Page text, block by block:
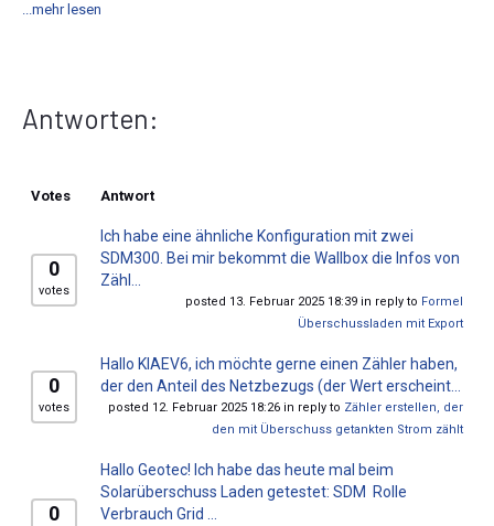
...mehr lesen
Antworten:
Votes Antwort
0
votes
Ich habe eine ähnliche Konfiguration mit zwei
SDM300. Bei mir bekommt die Wallbox die Infos von
Zähl...
posted 13. Februar 2025 18:39 in reply to Formel
Überschussladen mit Export
0
votes
Hallo KIAEV6, ich möchte gerne einen Zähler haben,
der den Anteil des Netzbezugs (der Wert erscheint...
posted 12. Februar 2025 18:26 in reply to Zähler erstellen, der
den mit Überschuss getankten Strom zählt
0
Hallo Geotec! Ich habe das heute mal beim
Solarüberschuss Laden getestet: SDM Rolle
Verbrauch Grid ...